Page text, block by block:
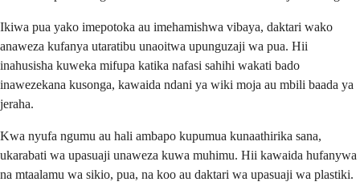
Ikiwa pua yako imepotoka au imehamishwa vibaya, daktari wako
anaweza kufanya utaratibu unaoitwa upunguzaji wa pua. Hii
inahusisha kuweka mifupa katika nafasi sahihi wakati bado
inawezekana kusonga, kawaida ndani ya wiki moja au mbili baada ya
jeraha.
Kwa nyufa ngumu au hali ambapo kupumua kunaathirika sana,
ukarabati wa upasuaji unaweza kuwa muhimu. Hii kawaida hufanywa
na mtaalamu wa sikio, pua, na koo au daktari wa upasuaji wa plastiki.